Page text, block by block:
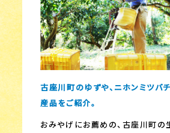
古座川町のゆずや、ニホンミツバ
産品をご紹介。
おみやげにお薦めの、古座川町